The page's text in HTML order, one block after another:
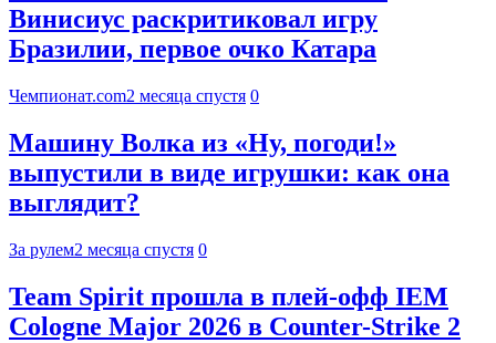
Винисиус раскритиковал игру
Бразилии, первое очко Катара
Чемпионат.com2 месяца спустя 0
Машину Волка из «Ну, погоди!»
выпустили в виде игрушки: как она
выглядит?
За рулем2 месяца спустя 0
Team Spirit прошла в плей-офф IEM
Cologne Major 2026 в Counter-Strike 2